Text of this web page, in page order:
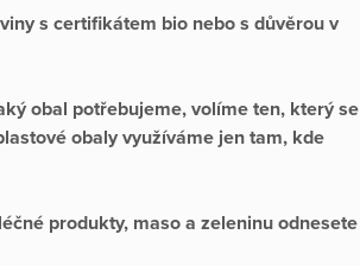
s certifikátem bio nebo s důvěrou v
obal potřebujeme, volíme ten, který se
obaly využíváme jen tam, kde
produkty, maso a zeleninu odnesete